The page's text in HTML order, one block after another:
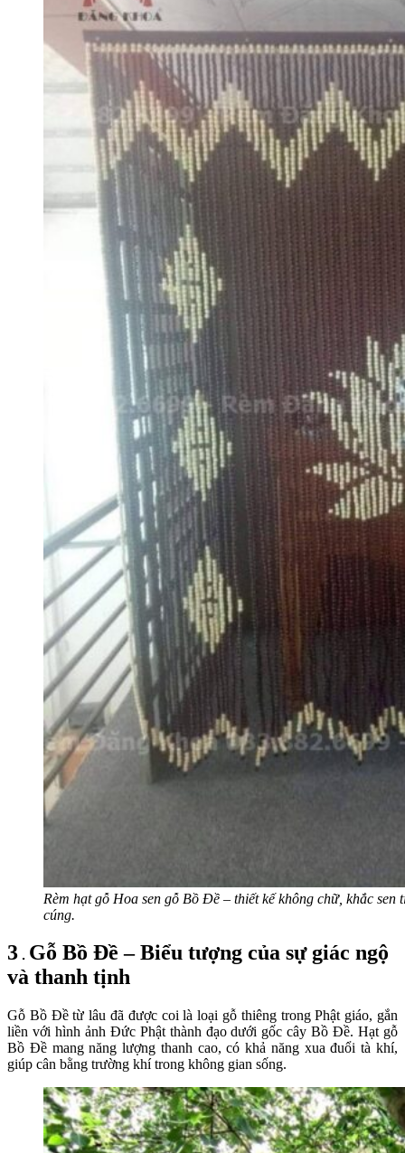
Rèm hạt gỗ Hoa sen gỗ Bồ Đề – thiết kế không chữ, khắc
cúng.
3 . Gỗ Bồ Đề – Biểu tượng của sự giác ngộ
và thanh tịnh
Gỗ Bồ Đề từ lâu đã được coi là loại gỗ thiêng trong Phật giáo, gắn
liền với hình ảnh Đức Phật thành đạo dưới gốc cây Bồ Đề. Hạt gỗ
Bồ Đề mang năng lượng thanh cao, có khả năng xua đuổi tà khí,
giúp cân bằng trường khí trong không gian sống.